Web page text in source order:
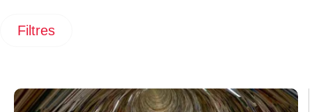
Filtres